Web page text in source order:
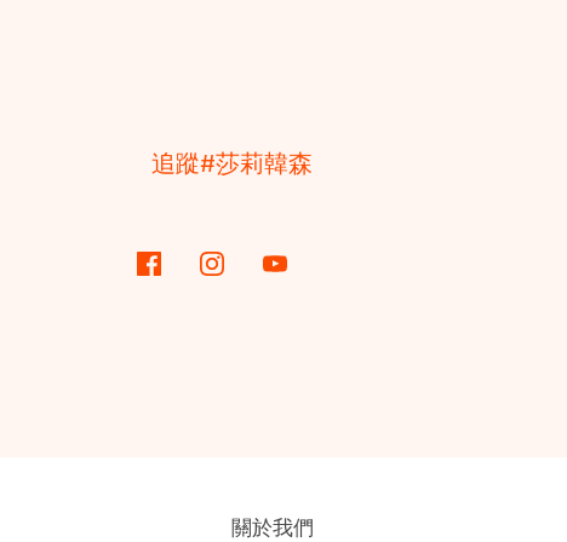
追蹤#莎莉韓森
關於我們